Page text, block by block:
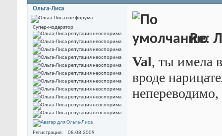
Ольга-Лиса
Супер-модератор
Регистрация
08.08.2009
Re:
Val, ты имела
вроде